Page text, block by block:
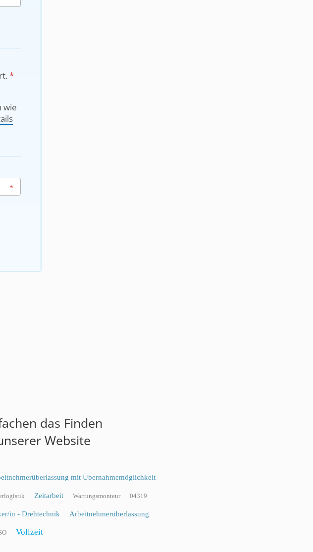
*
wie
das Finden
Website
mit Übernahmemöglichkeit
Zeitarbeit Wartungsmonteur 04319
in - Drehtechnik Arbeitnehmerüberlassung
Vollzeit